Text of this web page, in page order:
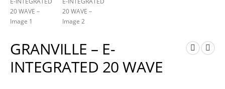
GRANVILLE – E-
INTEGRATED 20 WAVE